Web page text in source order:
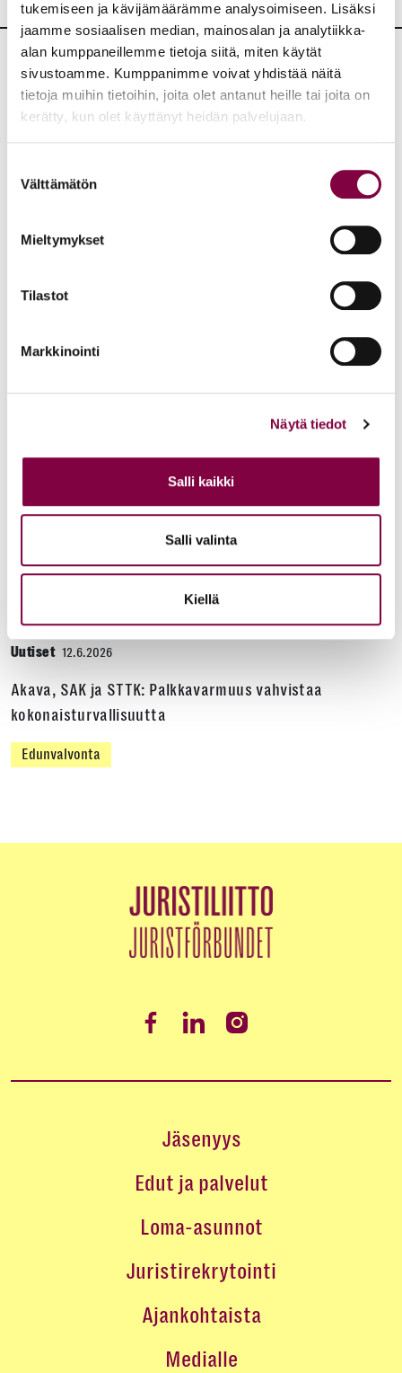
tukemiseen ja kävijämäärämme analysoimiseen. Lisäksi
jaamme sosiaalisen median, mainosalan ja analytiikka-
alan kumppaneillemme tietoja siitä, miten käytät
sivustoamme. Kumppanimme voivat yhdistää näitä
tietoja muihin tietoihin, joita olet antanut heille tai joita on
kerätty, kun olet käyttänyt heidän palvelujaan.
valinta
Välttämätön
Mieltymykset
Tilastot
Markkinointi
Näytä tiedot
Salli kaikki
Salli valinta
Kiellä
Lisää uutisia
KAIKKI UUTISET
Uutiset 4.8.2026
Helsingin yliopiston ei pidä ratkaista tilakuluja
Uutiset 15.6.2026
Työ- ja virkasuhdeneuvonta palvelee läpi kesän
Uutiset 12.6.2026
Akava, SAK ja STTK: Palkkavarmuus vahvistaa
kokonaisturvallisuutta
Edunvalvonta
Jäsenyys
Edut ja palvelut
Loma-asunnot
Juristirekrytointi
Ajankohtaista
Medialle